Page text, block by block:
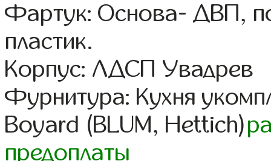
Фартук: Основа- ДВП,
пластик.
Корпус: ЛДСП Увадрев
Фурнитура: Кухня
Boyard (BLUM, Hettich)
предоплаты